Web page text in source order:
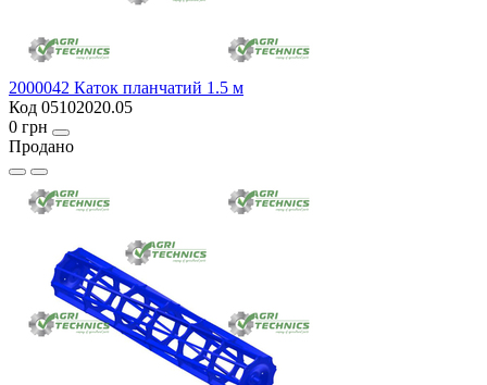
2000042 Каток планчатий 1.5 м
Код 05102020.05
0 грн
Продано